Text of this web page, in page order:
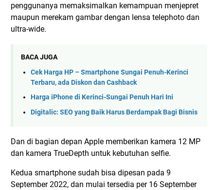
penggunanya memaksimalkan kemampuan menjepret
maupun merekam gambar dengan lensa telephoto dan
ultra-wide.
BACA JUGA
Cek Harga HP – Smartphone Sungai Penuh-Kerinci
Terbaru, ada Diskon dan Cashback
Harga iPhone di Kerinci-Sungai Penuh Hari Ini
Digitalic: SEO yang Baik Harus Berdampak Bagi Bisnis
Dan di bagian depan Apple memberikan kamera 12 MP
dan kamera TrueDepth untuk kebutuhan selfie.
Kedua smartphone sudah bisa dipesan pada 9
September 2022, dan mulai tersedia per 16 September